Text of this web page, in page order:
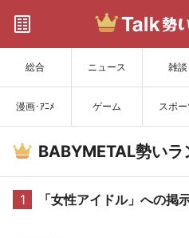
総合 ニュース 雑談
漫画･ｱﾆﾒ ゲーム スポ
サイト
BABYMETAL勢いラ
1 「女性アイドル」への掲